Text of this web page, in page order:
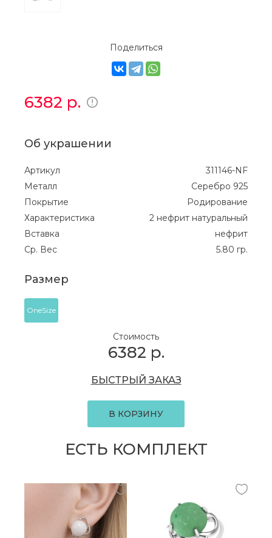
Поделиться
6382 р.
Об украшении
Артикул
311146-NF
Металл
Серебро 925
Покрытие
Родирование
Характеристика
2 нефрит натуральный
Вставка
нефрит
Ср. Вес
5.80 гр.
Размер
OneSize
Стоимость
6382 р.
БЫСТРЫЙ ЗАКАЗ
В КОРЗИНУ
ЕСТЬ КОМПЛЕКТ